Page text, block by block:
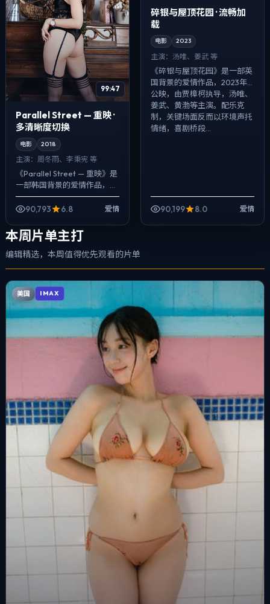
99:47
Parallel Street — 重映 ·
多清晰度切换
电影 2018
主演： 周冬雨、李秉宪 等
《Parallel Street — 重映》是
一部韩国背景的爱情作品，
2018年公映，由丹尼斯·维伦纽
瓦执导，周冬雨、李秉宪、谭
90,793 6.8 爱情
碎银与屋顶花园 · 流畅加
载
电影 2023
主演： 汤唯、姜武 等
《碎银与屋顶花园》是一部英
国背景的爱情作品，2023年
公映，由贾樟柯执导，汤唯、
姜武、黄渤等主演。配乐克
制，关键场面反而以环境声托
情绪，喜剧桥段...
90,199 8.0 爱情
本周片单主打
编辑精选，本周值得优先观看的片单
美国 IMAX